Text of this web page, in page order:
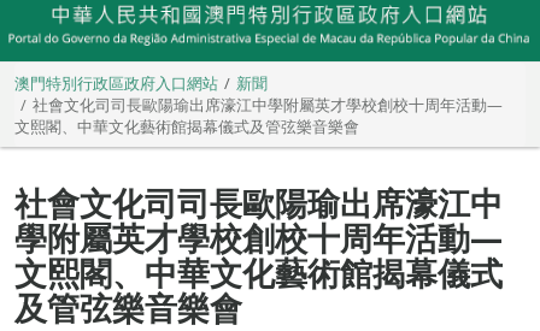
澳門特別行政區政府入口網站
新聞
社會文化司司長歐陽瑜出席濠江中學附屬英才學校創校十周年活動—
文熙閣、中華文化藝術館揭幕儀式及管弦樂音樂會
社會文化司司長歐陽瑜出席濠江中
學附屬英才學校創校十周年活動—
文熙閣、中華文化藝術館揭幕儀式
及管弦樂音樂會